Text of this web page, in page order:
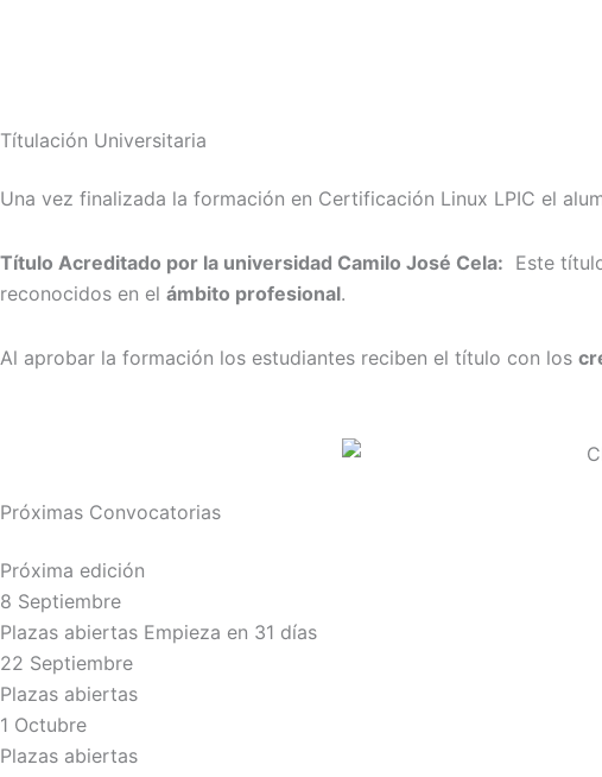
Títulación Universitaria
Una vez finalizada la formación en Certificación Linux LPIC el
Título Acreditado por la universidad Camilo José Cela: Este
reconocidos en el ámbito profesional.
Al aprobar la formación los estudiantes reciben el título con los
Próximas Convocatorias
Próxima edición
8 Septiembre
Plazas abiertas Empieza en 31 días
22 Septiembre
Plazas abiertas
1 Octubre
Plazas abiertas